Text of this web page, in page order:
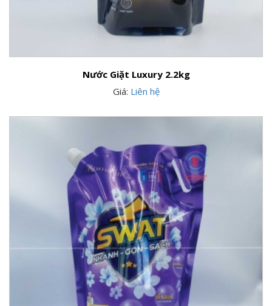
Nước Giặt Luxury 2.2kg
Giá: Liên hệ